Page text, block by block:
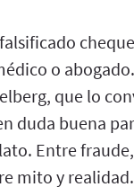
o
que lo
duda buena
Entre
mito y realidad.